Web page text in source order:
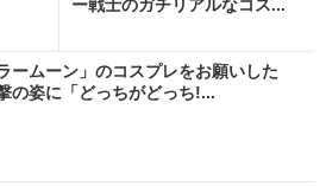
ー戦士のガチリアルなコス...
ームーン」のコスプレをお願いした
姿に「どっちがどっち!...